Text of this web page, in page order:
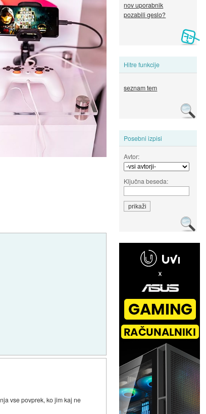
nov uporabnik
pozabili geslo?
Hitre funkcije
seznam tem
Posebni izpisi
Avtor:
Ključna beseda:
vse povprek, ko jim kaj ne